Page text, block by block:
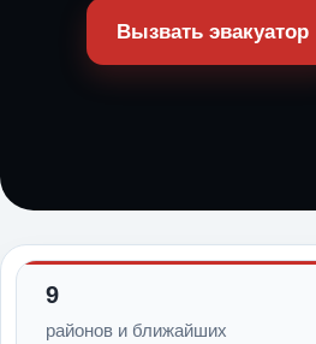
Вызвать эвакуатор
9
районов и ближайших